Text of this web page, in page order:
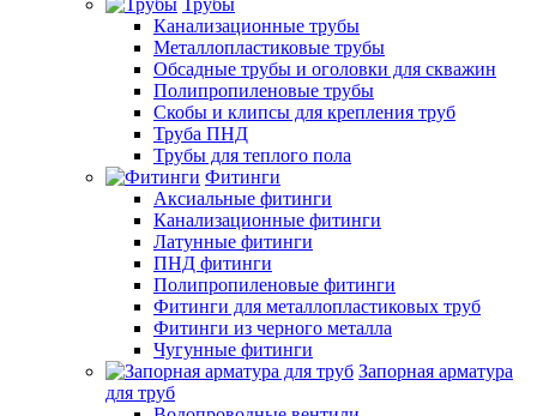
Трубы
Канализационные трубы
Металлопластиковые трубы
Обсадные трубы и оголовки для скважин
Полипропиленовые трубы
Скобы и клипсы для крепления труб
Труба ПНД
Трубы для теплого пола
Фитинги
Аксиальные фитинги
Канализационные фитинги
Латунные фитинги
ПНД фитинги
Полипропиленовые фитинги
Фитинги для металлопластиковых труб
Фитинги из черного металла
Чугунные фитинги
Запорная арматура
для труб